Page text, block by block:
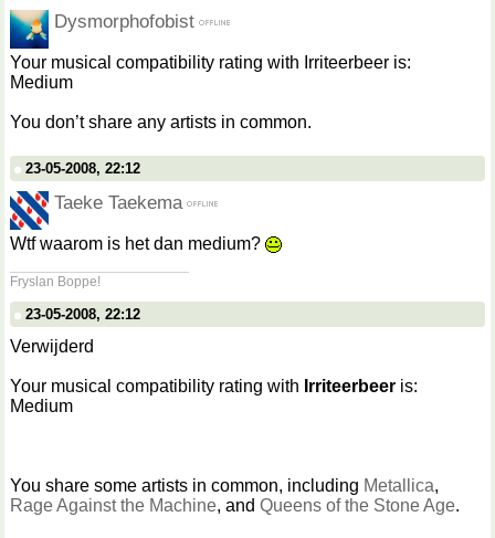
Dysmorphofobist
Your musical compatibility rating with Irriteerbeer is:
Medium
You don’t share any artists in common.
23-05-2008, 22:12
Taeke Taekema
Wtf waarom is het dan medium?
Fryslan Boppe!
23-05-2008, 22:12
Verwijderd
Your musical compatibility rating with Irriteerbeer is:
Medium
You share some artists in common, including Metallica,
Rage Against the Machine, and Queens of the Stone Age.